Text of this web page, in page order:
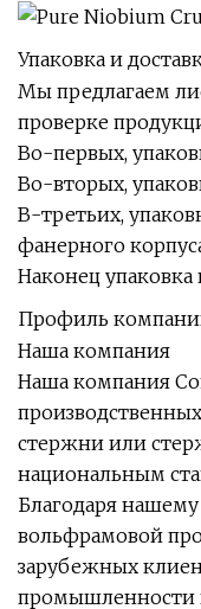
Упаковка и
Мы предлагаем
проверке
Во-первых,
Во-вторых,
В-третьих,
фанерного
Наконец
Профиль
Наша компания
Наша компания
стержни или
национальным
Благодаря
вольфрамовой
зарубежных
промышленности